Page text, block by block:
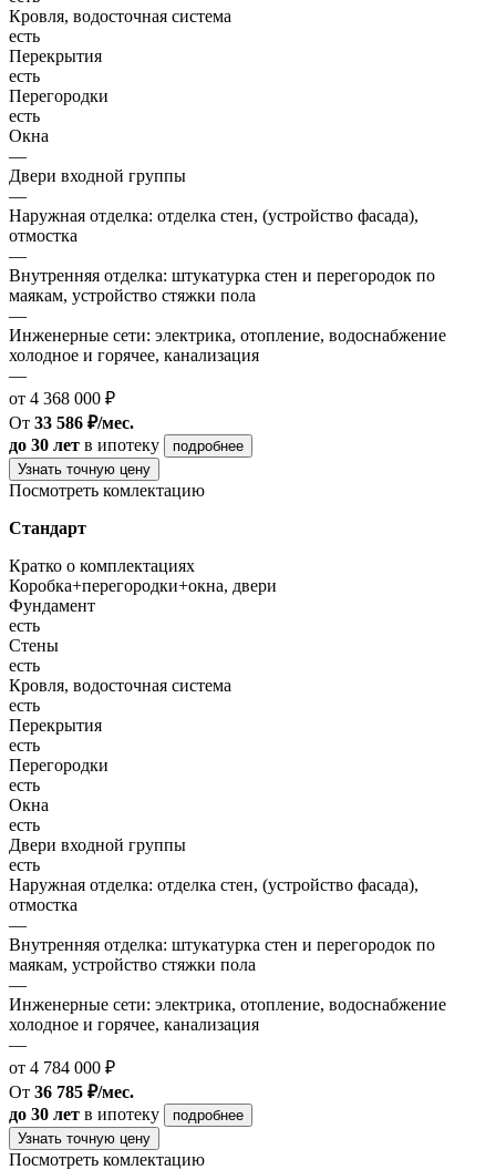
Кровля, водосточная система
есть
Перекрытия
есть
Перегородки
есть
Окна
—
Двери входной группы
—
Наружная отделка: отделка стен, (устройство фасада),
отмостка
—
Внутренняя отделка: штукатурка стен и перегородок по
маякам, устройство стяжки пола
—
Инженерные сети: электрика, отопление, водоснабжение
холодное и горячее, канализация
—
от 4 368 000 ₽
От 33 586 ₽/мес.
до 30 лет в ипотеку
подробнее
Узнать точную цену
Посмотреть комлектацию
Стандарт
Кратко о комплектациях
Коробка+перегородки+окна, двери
Фундамент
есть
Стены
есть
Кровля, водосточная система
есть
Перекрытия
есть
Перегородки
есть
Окна
есть
Двери входной группы
есть
Наружная отделка: отделка стен, (устройство фасада),
отмостка
—
Внутренняя отделка: штукатурка стен и перегородок по
маякам, устройство стяжки пола
—
Инженерные сети: электрика, отопление, водоснабжение
холодное и горячее, канализация
—
от 4 784 000 ₽
От 36 785 ₽/мес.
до 30 лет в ипотеку
подробнее
Узнать точную цену
Посмотреть комлектацию